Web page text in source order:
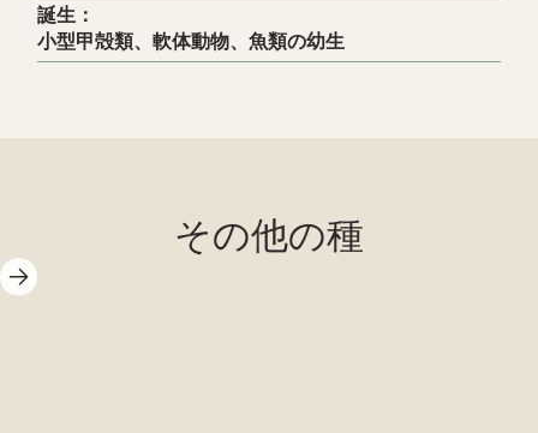
誕生：
小型甲殻類、軟体動物、魚類の幼生
その他の種
ハサミ状の